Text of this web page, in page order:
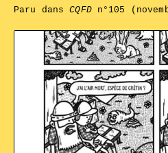
Paru dansCQFDn°105